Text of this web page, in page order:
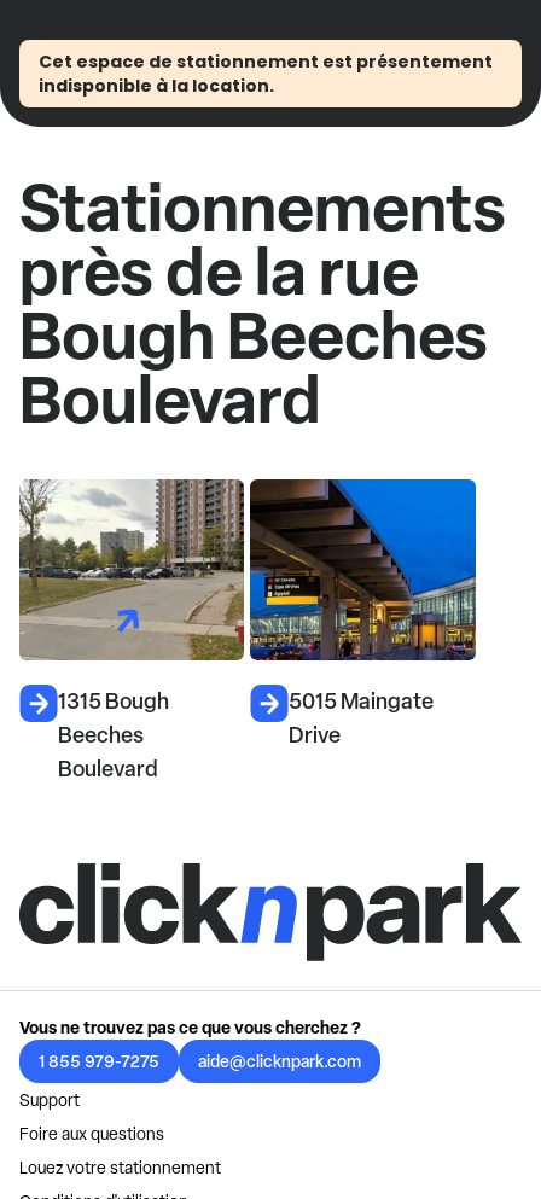
Cet espace de stationnement est présentement
indisponible à la location.
Stationnements
près de la rue
Bough Beeches
Boulevard
1315 Bough
Beeches
Boulevard
5015 Maingate
Drive
Vous ne trouvez pas ce que vous cherchez ?
1 855 979-7275
aide@clicknpark.com
Support
Foire aux questions
Louez votre stationnement